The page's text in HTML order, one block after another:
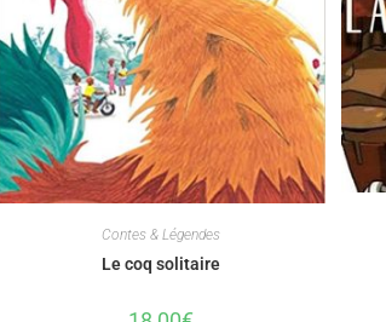
Contes & Légendes
Le coq solitaire